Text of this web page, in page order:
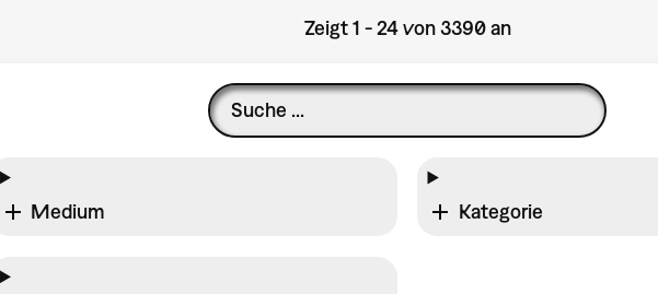
Zeigt 1 - 24 von 3390 an
Medium Kategorie